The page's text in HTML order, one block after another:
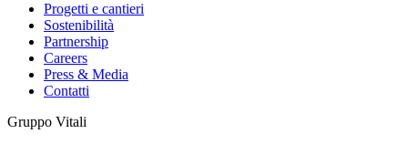
Progetti e cantieri
Sostenibilità
Partnership
Careers
Press & Media
Contatti
Gruppo Vitali